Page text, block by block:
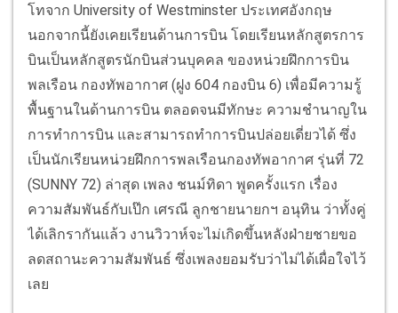
โทจาก University of Westminster ประเทศอังกฤษ
นอกจากนี้ยังเคยเรียนด้านการบิน โดยเรียนหลักสูตรการ
บินเป็นหลักสูตรนักบินส่วนบุคคล ของหน่วยฝึกการบิน
พลเรือน กองทัพอากาศ (ฝูง 604 กองบิน 6) เพื่อมีความรู้
พื้นฐานในด้านการบิน ตลอดจนมีทักษะ ความชำนาญใน
การทำการบิน และสามารถทำการบินปล่อยเดี่ยวได้ ซึ่ง
เป็นนักเรียนหน่วยฝึกการพลเรือนกองทัพอากาศ รุ่นที่ 72
(SUNNY 72) ล่าสุด เพลง ชนม์ทิดา พูดครั้งแรก เรื่อง
ความสัมพันธ์กับเป๊ก เศรณี ลูกชายนายกฯ อนุทิน ว่าทั้งคู่
ได้เลิกรากันแล้ว งานวิวาห์จะไม่เกิดขึ้นหลังฝ่ายชายขอ
ลดสถานะความสัมพันธ์ ซึ่งเพลงยอมรับว่าไม่ได้เผื่อใจไว้
เลย